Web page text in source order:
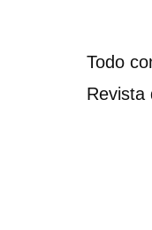
Todo
Revista